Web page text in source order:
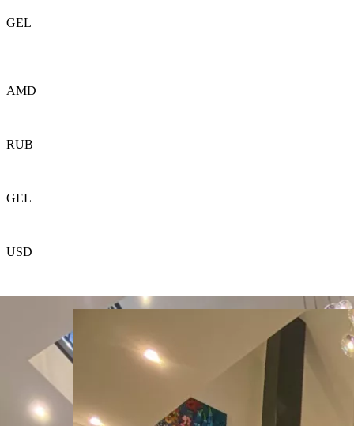
GEL
AMD
RUB
GEL
USD
რჩეული
პროექტის შესახებ
თანამშრომლობა
1 069GEL